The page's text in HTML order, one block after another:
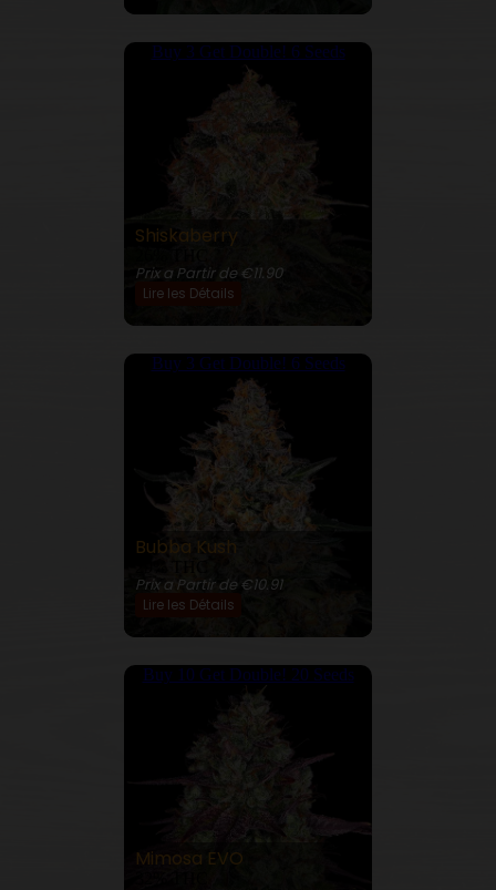
Buy 3 Get Double! 6 Seeds
Shiskaberry
Prix a Partir de €11.90
Lire les Détails
Buy 3 Get Double! 6 Seeds
Bubba Kush
Prix a Partir de €10.91
Lire les Détails
Buy 10 Get Double! 20 Seeds
Mimosa EVO